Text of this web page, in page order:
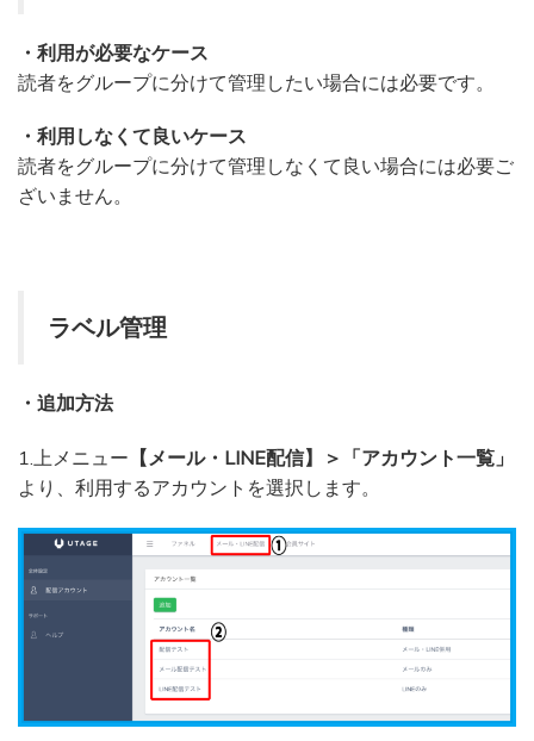
・利用が必要なケース
読者をグループに分けて管理したい場合には必要です。
・利用しなくて良いケース
読者をグループに分けて管理しなくて良い場合には必要ご
ざいません。
ラベル管理
・追加方法
1.上メニュー 【メール・LINE配信】＞「アカウント一覧」
より、利用するアカウントを選択します。